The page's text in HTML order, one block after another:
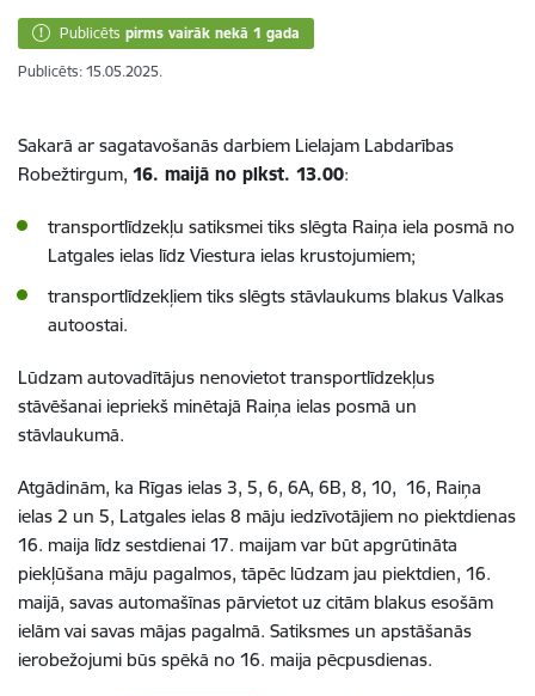
Publicēts pirms vairāk nekā 1 gada
Publicēts: 15.05.2025.
Sakarā ar sagatavošanās darbiem Lielajam Labdarības
Robežtirgum, 16. maijā no plkst. 13.00:
transportlīdzekļu satiksmei tiks slēgta Raiņa iela posmā no
Latgales ielas līdz Viestura ielas krustojumiem;
transportlīdzekļiem tiks slēgts stāvlaukums blakus Valkas
autoostai.
Lūdzam autovadītājus nenovietot transportlīdzekļus
stāvēšanai iepriekš minētajā Raiņa ielas posmā un
stāvlaukumā.
Atgādinām, ka Rīgas ielas 3, 5, 6, 6A, 6B, 8, 10, 16, Raiņa
ielas 2 un 5, Latgales ielas 8 māju iedzīvotājiem no piektdienas
16. maija līdz sestdienai 17. maijam var būt apgrūtināta
piekļūšana māju pagalmos, tāpēc lūdzam jau piektdien, 16.
maijā, savas automašīnas pārvietot uz citām blakus esošām
ielām vai savas mājas pagalmā. Satiksmes un apstāšanās
ierobežojumi būs spēkā no 16. maija pēcpusdienas.